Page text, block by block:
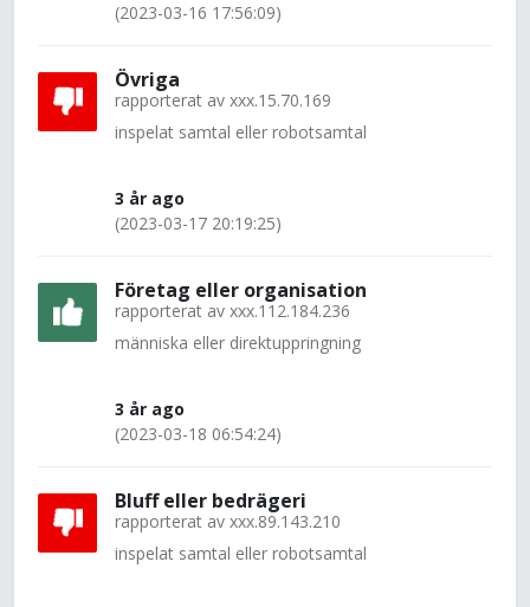
(2023-03-16 17:56:09)
Övriga
rapporterat av xxx.15.70.169
inspelat samtal eller robotsamtal
3 år ago
(2023-03-17 20:19:25)
Företag eller organisation
rapporterat av xxx.112.184.236
människa eller direktuppringning
3 år ago
(2023-03-18 06:54:24)
Bluff eller bedrägeri
rapporterat av xxx.89.143.210
inspelat samtal eller robotsamtal